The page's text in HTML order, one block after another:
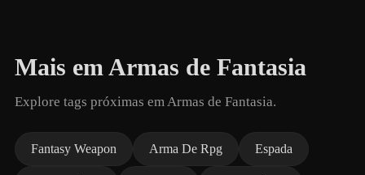
Mais em Armas de Fantasia
Explore tags próximas em Armas de Fantasia.
Fantasy Weapon Arma De Rpg Espada